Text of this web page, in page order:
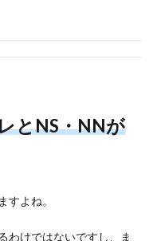
とNS・NNが
すよね。
わけではないですし、ま